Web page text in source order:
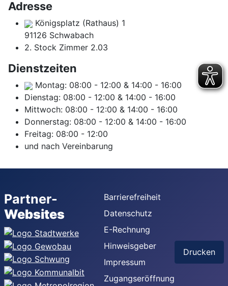
Adresse
Königsplatz (Rathaus) 1
91126 Schwabach
2. Stock Zimmer 2.03
Dienstzeiten
Montag: 08:00 - 12:00 & 14:00 - 16:00
Dienstag: 08:00 - 12:00 & 14:00 - 16:00
Mittwoch: 08:00 - 12:00 & 14:00 - 16:00
Donnerstag: 08:00 - 12:00 & 14:00 - 16:00
Freitag: 08:00 - 12:00
und nach Vereinbarung
Partner-
Websites
Barrierefreiheit
Datenschutz
E-Rechnung
Hinweisgeber
Impressum
Zugangseröffnung
Drucken